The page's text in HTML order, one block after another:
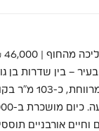
בין שדרות בן
דקות ספורות מדיזנגוף, כיכר אתרים
וחיים אורבניים